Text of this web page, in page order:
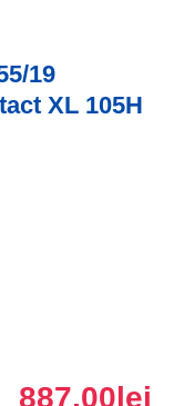
19
XL 105H
887,00lei